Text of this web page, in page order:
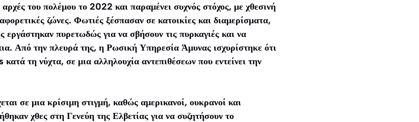
του πολέμου το 2022 και παραμένει συχνός στόχος, με χθεσινή
ζώνες. Φωτιές ξέσπασαν σε κατοικίες και διαμερίσματα,
εργάστηκαν πυρετωδώς για να σβήσουν τις πυρκαγιές και να
Από την πλευρά της, η Ρωσική Υπηρεσία Άμυνας ισχυρίστηκε ότι
τη νύχτα, σε μια αλληλουχία αντεπιθέσεων που εντείνει την
σε μια κρίσιμη στιγμή, καθώς αμερικανοί, ουκρανοί και
χθες στη Γενεύη της Ελβετίας για να συζητήσουν το